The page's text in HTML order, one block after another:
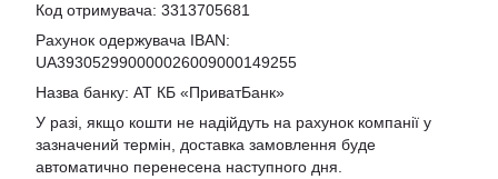
Код отримувача: 3313705681
Рахунок одержувача IBAN:
UA393052990000026009000149255
Назва банку: АТ КБ «ПриватБанк»
У разі, якщо кошти не надійдуть на рахунок компанії у
зазначений термін, доставка замовлення буде
автоматично перенесена наступного дня.